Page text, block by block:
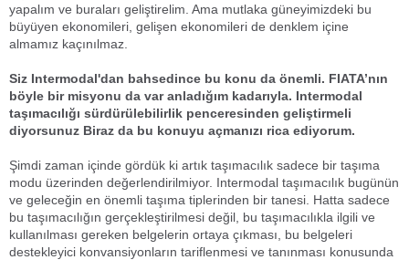
yapalım ve buraları geliştirelim. Ama mutlaka güneyimizdeki bu
büyüyen ekonomileri, gelişen ekonomileri de denklem içine
almamız kaçınılmaz.
Siz Intermodal'dan bahsedince bu konu da önemli. FIATA’nın
böyle bir misyonu da var anladığım kadarıyla. Intermodal
taşımacılığı sürdürülebilirlik penceresinden geliştirmeli
diyorsunuz Biraz da bu konuyu açmanızı rica ediyorum.
Şimdi zaman içinde gördük ki artık taşımacılık sadece bir taşıma
modu üzerinden değerlendirilmiyor. Intermodal taşımacılık bugünün
ve geleceğin en önemli taşıma tiplerinden bir tanesi. Hatta sadece
bu taşımacılığın gerçekleştirilmesi değil, bu taşımacılıkla ilgili ve
kullanılması gereken belgelerin ortaya çıkması, bu belgeleri
destekleyici konvansiyonların tariflenmesi ve tanınması konusunda